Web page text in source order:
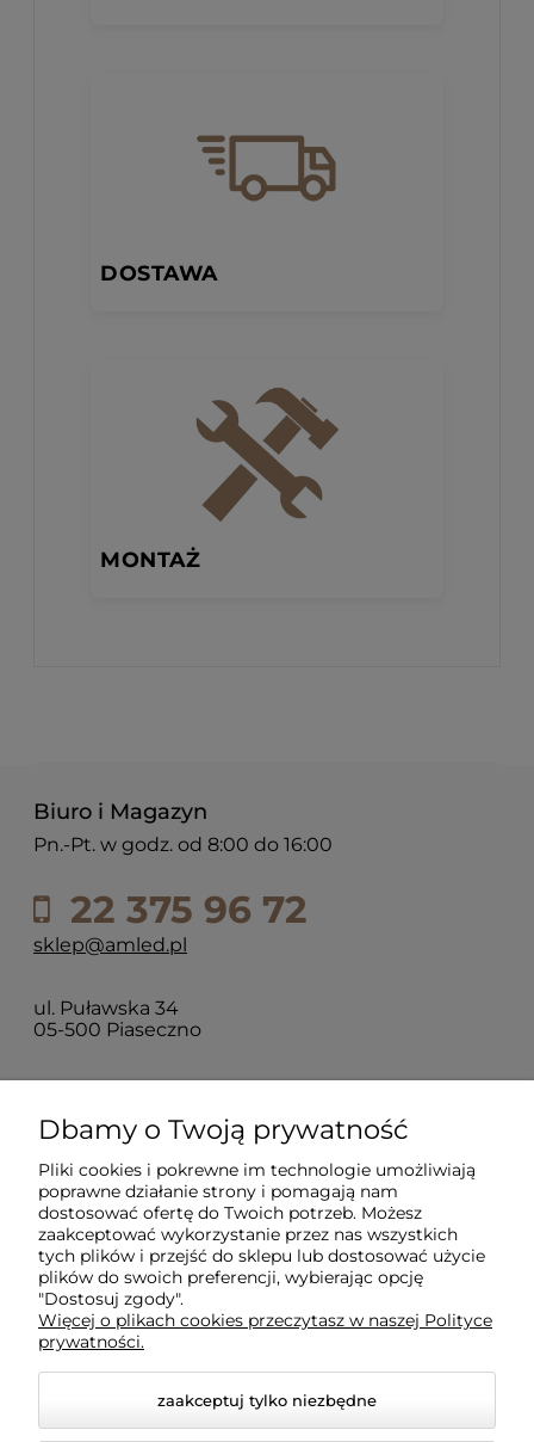
DOSTAWA
MONTAŻ
Biuro i Magazyn
Pn.-Pt. w godz. od 8:00 do 16:00
22 375 96 72
sklep@amled.pl
ul. Puławska 34
05-500 Piaseczno
Dla klientów
Informacje
O firmie
Dbamy o Twoją prywatność
Pliki cookies i pokrewne im technologie umożliwiają
poprawne działanie strony i pomagają nam
dostosować ofertę do Twoich potrzeb. Możesz
zaakceptować wykorzystanie przez nas wszystkich
tych plików i przejść do sklepu lub dostosować użycie
plików do swoich preferencji, wybierając opcję
"Dostosuj zgody".
Więcej o plikach cookies przeczytasz w naszej Polityce
prywatności.
zaakceptuj tylko niezbędne